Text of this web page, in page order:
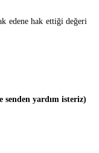
edene hak ettiği değeri
senden yardım isteriz)